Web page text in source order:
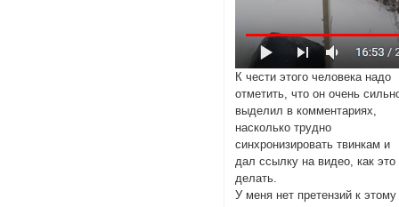
К чести этого человека надо
отметить, что он очень
выделил в комментариях,
насколько трудно
синхронизировать твинкам и
дал ссылку на видео, как это
делать.
У меня нет претензий к этому